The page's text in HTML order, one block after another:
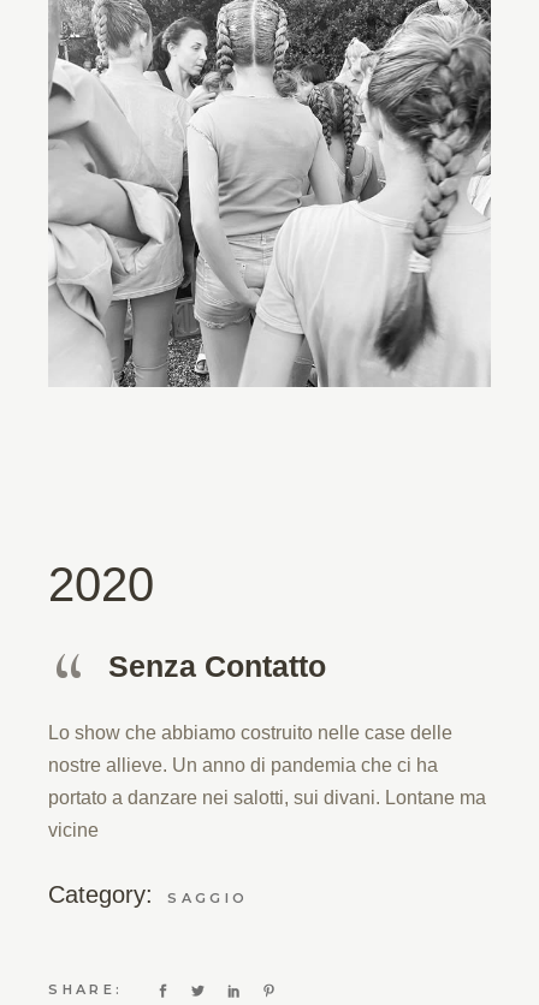
2020
Senza Contatto
Lo show che abbiamo costruito nelle case delle
nostre allieve. Un anno di pandemia che ci ha
portato a danzare nei salotti, sui divani. Lontane ma
vicine
Category: SAGGIO
SHARE: